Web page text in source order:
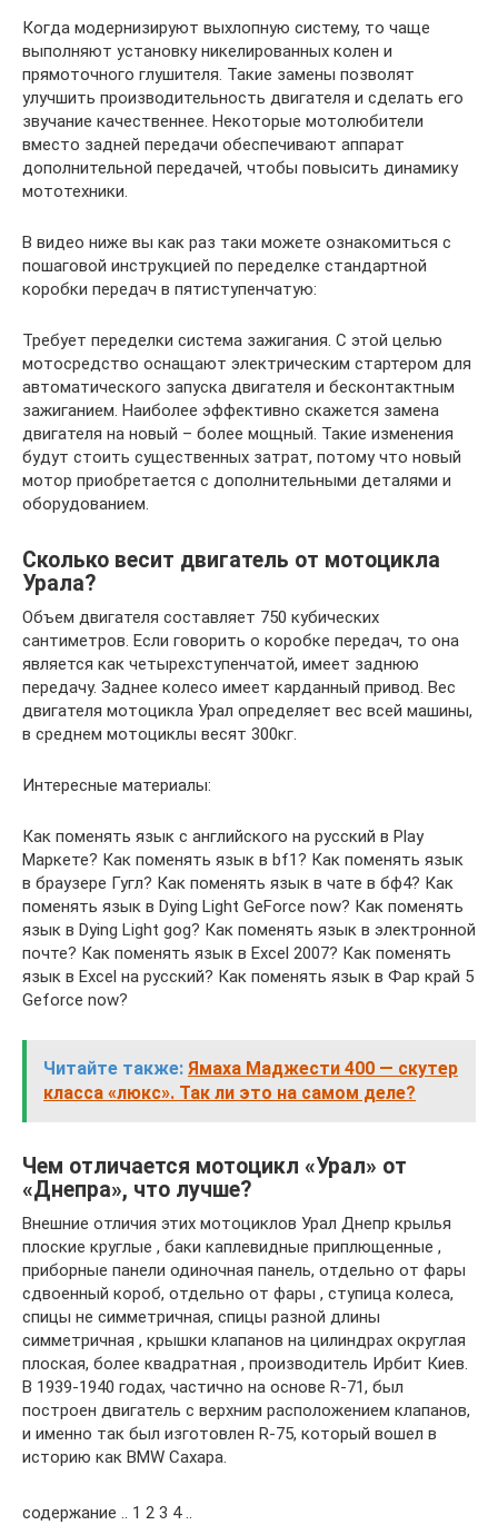
Когда модернизируют выхлопную систему, то чаще
выполняют установку никелированных колен и
прямоточного глушителя. Такие замены позволят
улучшить производительность двигателя и сделать его
звучание качественнее. Некоторые мотолюбители
вместо задней передачи обеспечивают аппарат
дополнительной передачей, чтобы повысить динамику
мототехники.
В видео ниже вы как раз таки можете ознакомиться с
пошаговой инструкцией по переделке стандартной
коробки передач в пятиступенчатую:
Требует переделки система зажигания. С этой целью
мотосредство оснащают электрическим стартером для
автоматического запуска двигателя и бесконтактным
зажиганием. Наиболее эффективно скажется замена
двигателя на новый – более мощный. Такие изменения
будут стоить существенных затрат, потому что новый
мотор приобретается с дополнительными деталями и
оборудованием.
Сколько весит двигатель от мотоцикла
Урала?
Объем двигателя составляет 750 кубических
сантиметров. Если говорить о коробке передач, то она
является как четырехступенчатой, имеет заднюю
передачу. Заднее колесо имеет карданный привод. Вес
двигателя мотоцикла Урал определяет вес всей машины,
в среднем мотоциклы весят 300кг.
Интересные материалы:
Как поменять язык с английского на русский в Play
Маркете? Как поменять язык в bf1? Как поменять язык
в браузере Гугл? Как поменять язык в чате в бф4? Как
поменять язык в Dying Light GeForce now? Как поменять
язык в Dying Light gog? Как поменять язык в электронной
почте? Как поменять язык в Excel 2007? Как поменять
язык в Excel на русский? Как поменять язык в Фар край 5
Geforce now?
Читайте также: Ямаха Маджести 400 — скутер
класса «люкс». Так ли это на самом деле?
Чем отличается мотоцикл «Урал» от
«Днепра», что лучше?
Внешние отличия этих мотоциклов Урал Днепр крылья
плоские круглые , баки каплевидные приплющенные ,
приборные панели одиночная панель, отдельно от фары
сдвоенный короб, отдельно от фары , ступица колеса,
спицы не симметричная, спицы разной длины
симметричная , крышки клапанов на цилиндрах округлая
плоская, более квадратная , производитель Ирбит Киев.
В 1939-1940 годах, частично на основе R-71, был
построен двигатель с верхним расположением клапанов,
и именно так был изготовлен R-75, который вошел в
историю как BMW Сахара.
содержание .. 1 2 3 4 ..